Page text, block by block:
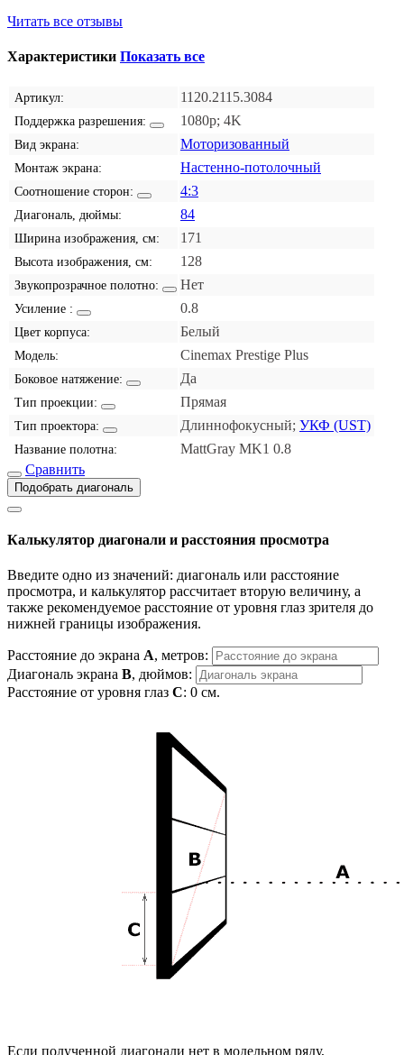
Читать все отзывы
Характеристики Показать все
Артикул: 1120.2115.3084
Поддержка разрешения: 1080p; 4K
Вид экрана: Моторизованный
Монтаж экрана: Настенно-потолочный
Соотношение сторон: 4:3
Диагональ, дюймы: 84
Ширина изображения, см: 171
Высота изображения, см: 128
Звукопрозрачное полотно: Нет
Усиление : 0.8
Цвет корпуса: Белый
Модель: Cinemax Prestige Plus
Боковое натяжение: Да
Тип проекции: Прямая
Тип проектора: Длиннофокусный; УКФ (UST)
Название полотна:
MattGray MK1 0.8
Сравнить
Подобрать диагональ
Калькулятор диагонали и расстояния просмотра
Введите одно из значений: диагональ или расстояние
просмотра, и калькулятор рассчитает вторую величину, а
также рекомендуемое расстояние от уровня глаз зрителя до
нижней границы изображения.
Расстояние до экрана A, метров:
Диагональ экрана B, дюймов:
Расстояние от уровня глаз C: 0 см.
Если полученной диагонали нет в модельном ряду,